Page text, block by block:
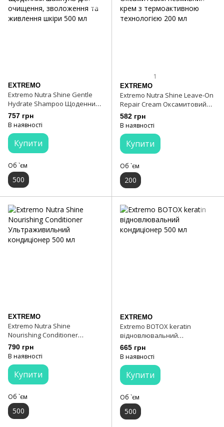
EXTREMO
Extremo Nutra Shine Gentle
Hydrate Shampoo Щоденний
шампунь для очищення,
зволоження та живлення
757 грн
В наявності
Купити
Об `єм
500
1
EXTREMO
Extremo Nutra Shine Leave-On
Repair Cream Оксамитовий
незмивний крем з
термоактивною технологією
582 грн
В наявності
Купити
Об `єм
200
EXTREMO
Extremo Nutra Shine
Nourishing Conditioner
Ультраживильний
кондиціонер 500 мл
790 грн
В наявності
Купити
Об `єм
500
EXTREMO
Extremo BOTOX keratin
відновлювальний
кондиціонер 500 мл
665 грн
В наявності
Купити
Об `єм
500